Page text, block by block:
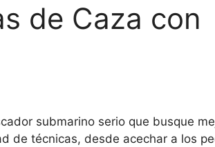
de Caza con
submarino serio que busque
de técnicas, desde acechar a los